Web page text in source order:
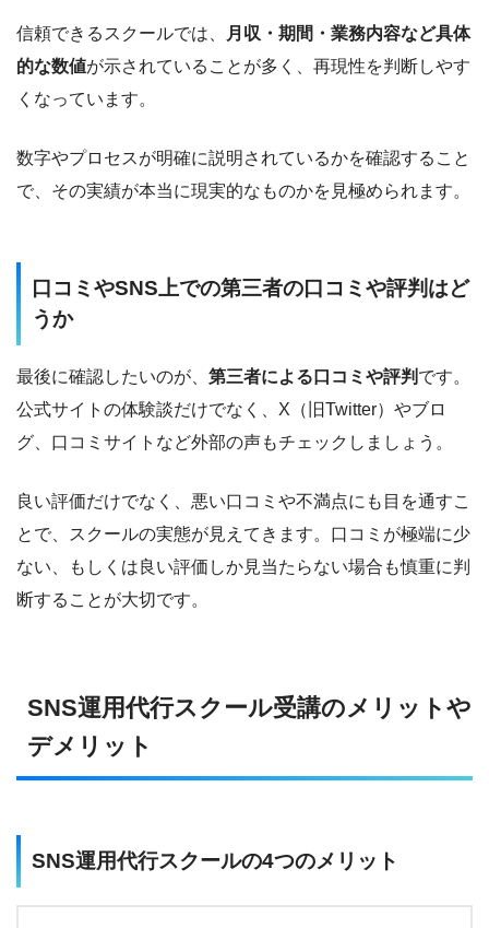
信頼できるスクールでは、
月収・期間・業務内容など具体
的な数値が示されていることが多く、再現性を判断しやす
くなっています。
数字やプロセスが明確に説明されているかを確認すること
で、その実績が本当に現実的なものかを見極められます。
口コミやSNS上での第三者の口コミや評判はど
うか
最後に確認したいのが、 第三者による口コミや評判 です。
公式サイトの体験談だけでなく、X（旧Twitter）やブロ
グ、口コミサイトなど外部の声もチェックしましょう。
良い評価だけでなく、悪い口コミや不満点にも目を通すこ
とで、スクールの実態が見えてきます。口コミが極端に少
ない、もしくは良い評価しか見当たらない場合も慎重に判
断することが大切です。
SNS運用代行スクール受講のメリットや
デメリット
SNS運用代行スクールの4つのメリット